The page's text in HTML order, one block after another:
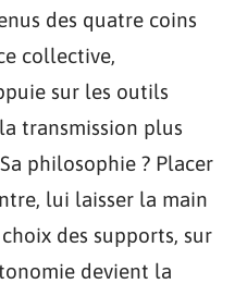
des quatre coins
collective,
sur les outils
transmission plus
philosophie ? Placer
lui laisser la main
des supports, sur
devient la